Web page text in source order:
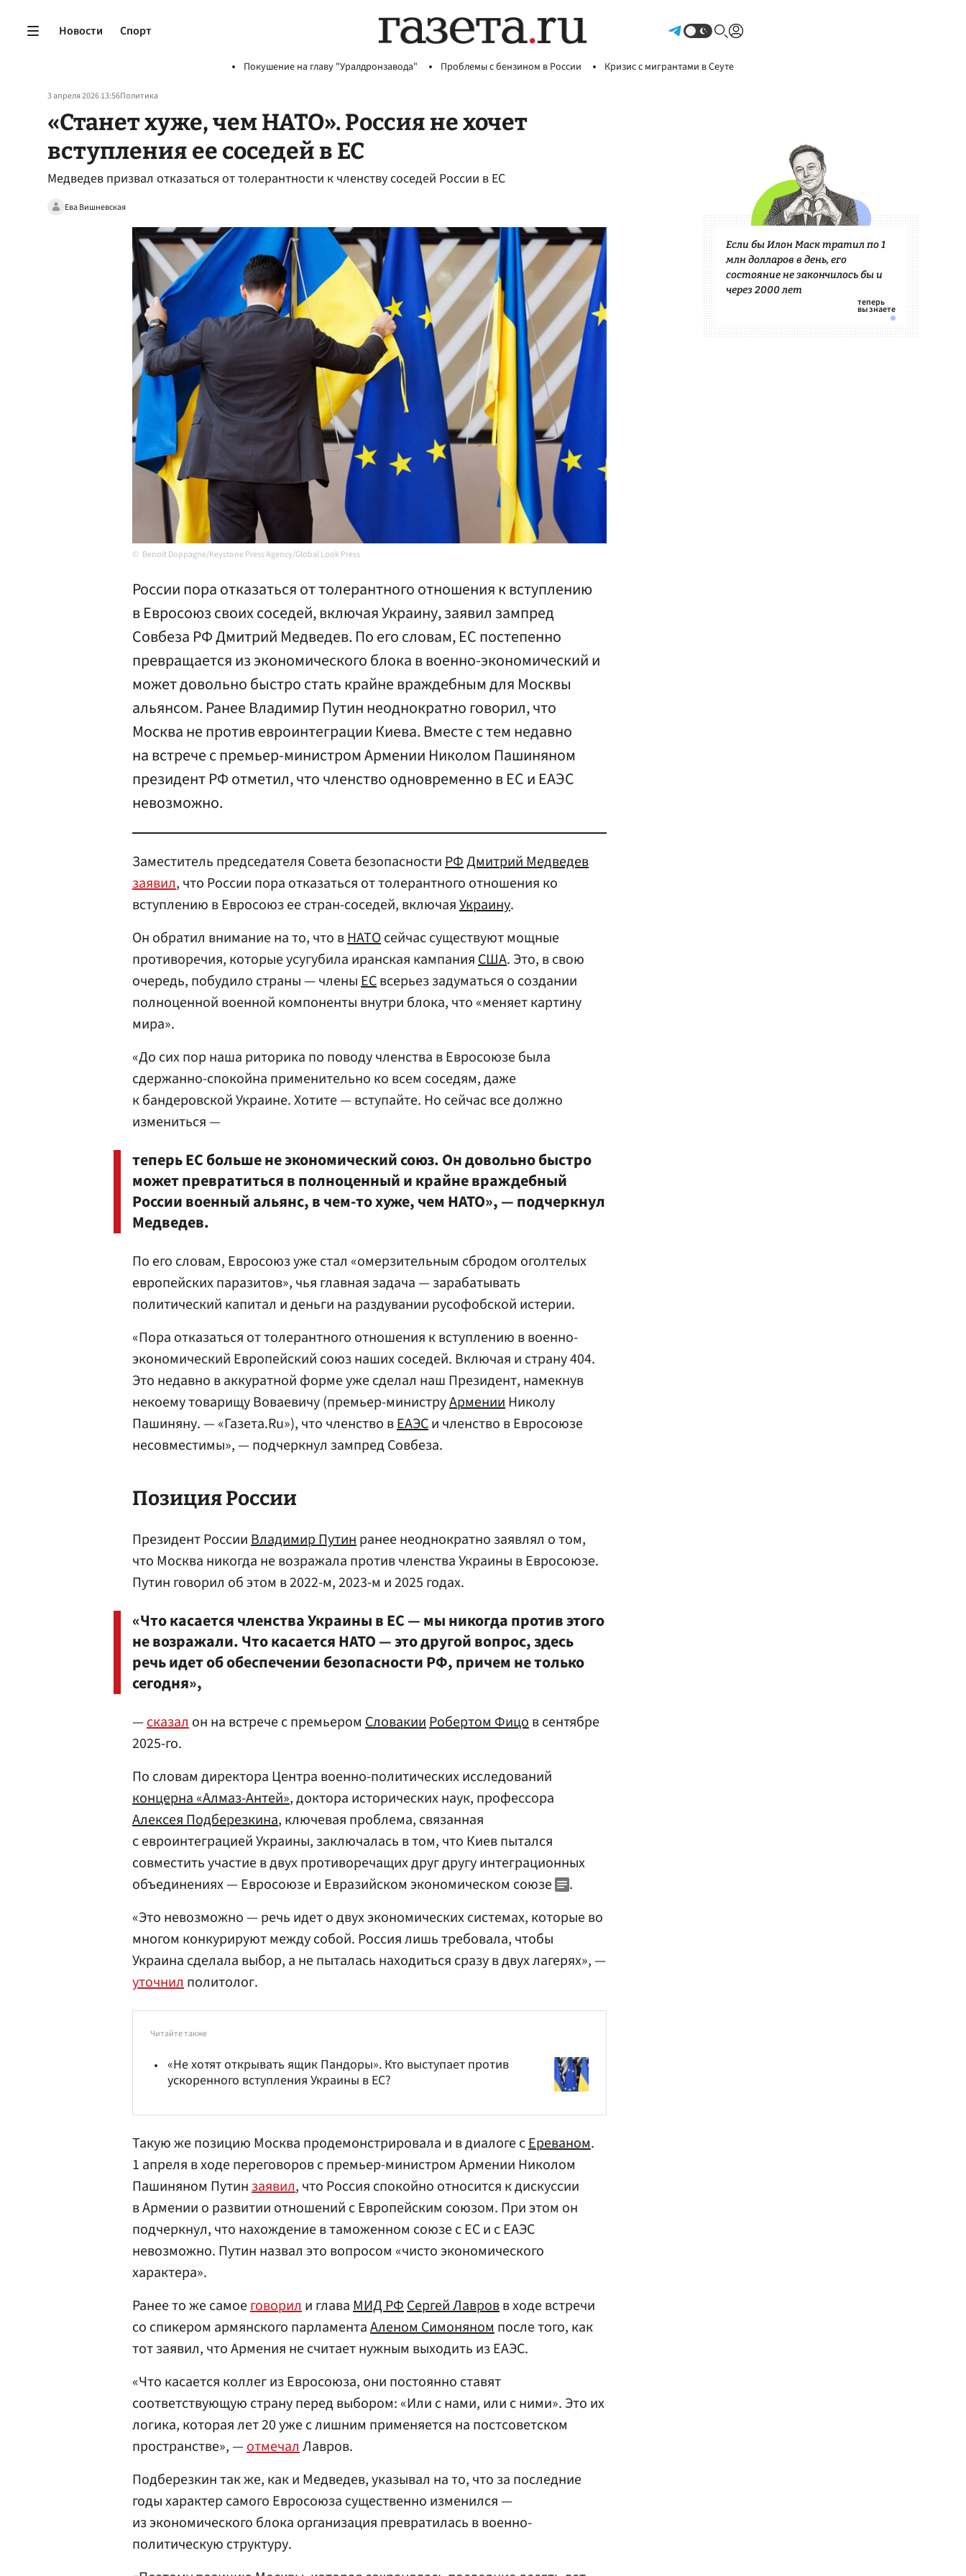
Новости Спорт
Покушение на главу "Уралдронзавода" Проблемы с бензином в России Кризис с мигрантами в Сеуте
3 апреля 2026 13:56Политика
«Станет хуже, чем НАТО». Россия не хочет
вступления ее соседей в ЕС
Медведев призвал отказаться от толерантности к членству соседей России в ЕС
Ева Вишневская
Benoit Doppagne/Keystone Press Agency/Global Look Press
России пора отказаться от толерантного отношения к вступлению
в Евросоюз своих соседей, включая Украину, заявил зампред
Совбеза РФ Дмитрий Медведев. По его словам, ЕС постепенно
превращается из экономического блока в военно-экономический и
может довольно быстро стать крайне враждебным для Москвы
альянсом. Ранее Владимир Путин неоднократно говорил, что
Москва не против евроинтеграции Киева. Вместе с тем недавно
на встрече с премьер-министром Армении Николом Пашиняном
президент РФ отметил, что членство одновременно в ЕС и ЕАЭС
невозможно.
Заместитель председателя Совета безопасностиРФДмитрий Медведев
заявил, что России пора отказаться от толерантного отношения ко
вступлению в Евросоюз ее стран-соседей, включаяУкраину.
Он обратил внимание на то, что вНАТОсейчас существуют мощные
противоречия, которые усугубила иранская кампанияСША. Это, в свою
очередь, побудило страны — членыЕСвсерьез задуматься о создании
полноценной военной компоненты внутри блока, что «меняет картину
мира».
«До сих пор наша риторика по поводу членства в Евросоюзе была
сдержанно-спокойна применительно ко всем соседям, даже
к бандеровской Украине. Хотите — вступайте. Но сейчас все должно
измениться —
теперь ЕС больше не экономический союз. Он довольно быстро
может превратиться в полноценный и крайне враждебный
России военный альянс, в чем-то хуже, чем НАТО», — подчеркнул
Медведев.
По его словам, Евросоюз уже стал «омерзительным сбродом оголтелых
европейских паразитов», чья главная задача — зарабатывать
политический капитал и деньги на раздувании русофобской истерии.
«Пора отказаться от толерантного отношения к вступлению в военно-
экономический Европейский союз наших соседей. Включая и страну 404.
Это недавно в аккуратной форме уже сделал наш Президент, намекнув
некоему товарищу Воваевичу (премьер-министруАрменииНиколу
Пашиняну. — «Газета.Ru»), что членство вЕАЭСи членство в Евросоюзе
несовместимы», — подчеркнул зампред Совбеза.
Позиция России
Президент РоссииВладимир Путинранее неоднократно заявлял о том,
что Москва никогда не возражала против членства Украины в Евросоюзе.
Путин говорил об этом в 2022-м, 2023-м и 2025 годах.
«Что касается членства Украины в ЕС — мы никогда против этого
не возражали. Что касается НАТО — это другой вопрос, здесь
речь идет об обеспечении безопасности РФ, причем не только
сегодня»,
—сказалон на встрече с премьером СловакииРобертом Фицов сентябре
2025-го.
По словам директора Центра военно-политических исследований
концерна «Алмаз-Антей», доктора исторических наук, профессора
Алексея Подберезкина, ключевая проблема, связанная
с евроинтеграцией Украины, заключалась в том, что Киев пытался
совместить участие в двух противоречащих друг другу интеграционных
объединениях — Евросоюзе и Евразийском экономическом союзе
.
«Это невозможно — речь идет о двух экономических системах, которые во
многом конкурируют между собой. Россия лишь требовала, чтобы
Украина сделала выбор, а не пыталась находиться сразу в двух лагерях», —
уточнилполитолог.
Читайте также
«Не хотят открывать ящик Пандоры». Кто выступает против
ускоренного вступления Украины в ЕС?
Такую же позицию Москва продемонстрировала и в диалоге сЕреваном.
1 апреля в ходе переговоров с премьер-министром Армении Николом
Пашиняном Путинзаявил, что Россия спокойно относится к дискуссии
в Армении о развитии отношений с Европейским союзом. При этом он
подчеркнул, что нахождение в таможенном союзе с ЕС и с ЕАЭС
невозможно. Путин назвал это вопросом «чисто экономического
характера».
Ранее то же самоеговорили главаМИД РФСергей Лавровв ходе встречи
со спикером армянского парламентаАленом Симоняномпосле того, как
тот заявил, что Армения не считает нужным выходить из ЕАЭС.
«Что касается коллег из Евросоюза, они постоянно ставят
соответствующую страну перед выбором: «Или с нами, или с ними». Это их
логика, которая лет 20 уже с лишним применяется на постсоветском
пространстве», —отмечалЛавров.
Подберезкин так же, как и Медведев, указывал на то, что за последние
годы характер самого Евросоюза существенно изменился —
из экономического блока организация превратилась в военно-
политическую структуру.
Если бы Илон Маск тратил по 1
млн долларов в день, его
состояние не закончилось бы и
через 2000 лет